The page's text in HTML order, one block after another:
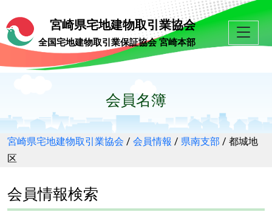
宮崎県宅地建物取引業協会
全国宅地建物取引業保証協会 宮崎本部
会員名簿
宮崎県宅地建物取引業協会 / 会員情報 / 県南支部 / 都城地
区
会員情報検索